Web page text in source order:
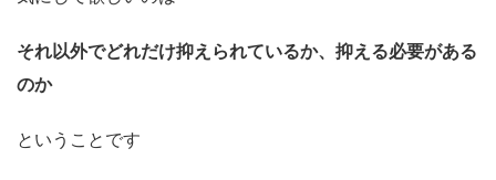
それ以外でどれだけ抑えられているか、抑える必要がある
のか
ということです